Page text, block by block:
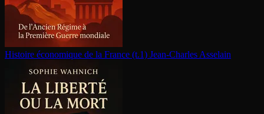
Histoire économique de la France (t.1) Jean-Charles Asselain